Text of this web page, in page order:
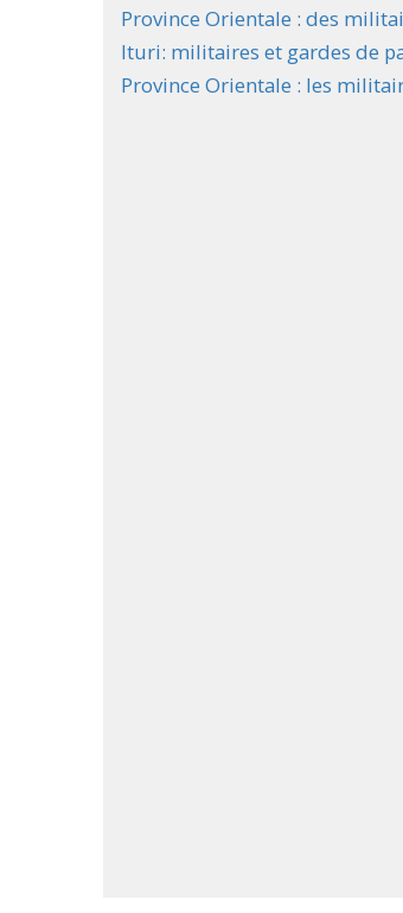
Province Orientale : des
Ituri: militaires et gardes de
Province Orientale : les